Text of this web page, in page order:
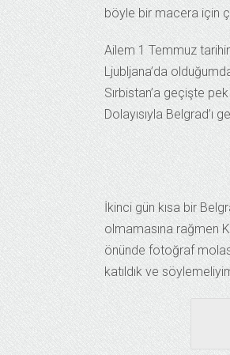
böyle bir macera için
Ailem 1 Temmuz
Ljubljana’da
Sırbistan’a geçişte
Dolayısıyla Belgrad’ı
İkinci gün kısa bir
olmamasına rağmen
önünde fotoğraf
katıldık ve